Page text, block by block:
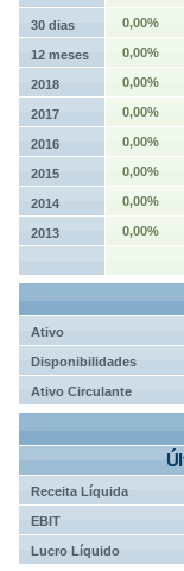
30 dias 0,00%
12 meses 0,00%
2018 0,00%
2017 0,00%
2016 0,00%
2015 0,00%
2014 0,00%
2013 0,00%
Ativo
Disponibilidades
Ativo Circulante
Receita Líquida
EBIT
Lucro Líquido